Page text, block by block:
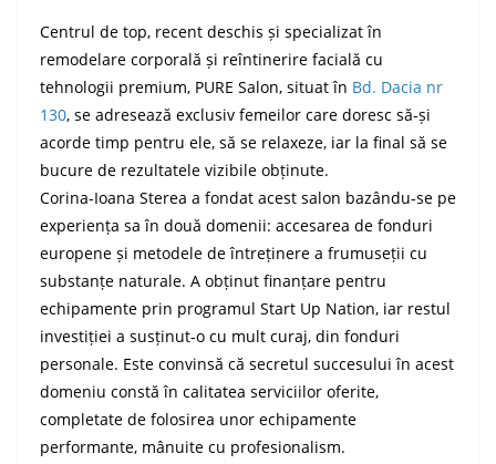
Centrul de top, recent deschis și specializat în
remodelare corporală și reîntinerire facială cu
tehnologii premium, PURE Salon, situat în Bd. Dacia nr
130, se adresează exclusiv femeilor care doresc să-și
acorde timp pentru ele, să se relaxeze, iar la final să se
bucure de rezultatele vizibile obținute.
Corina-Ioana Sterea a fondat acest salon bazându-se pe
experiența sa în două domenii: accesarea de fonduri
europene și metodele de întreținere a frumuseții cu
substanțe naturale. A obținut finanțare pentru
echipamente prin programul Start Up Nation, iar restul
investiției a susținut-o cu mult curaj, din fonduri
personale. Este convinsă că secretul succesului în acest
domeniu constă în calitatea serviciilor oferite,
completate de folosirea unor echipamente
performante, mânuite cu profesionalism.